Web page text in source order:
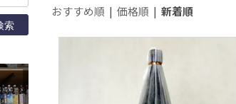
おすすめ順 | 価格順 | 新着順